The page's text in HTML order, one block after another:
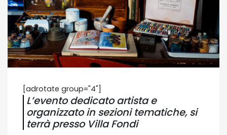
[adrotate group="4"]
L’evento dedicato artista e
organizzato in sezioni tematiche, si
terrà presso Villa Fondi